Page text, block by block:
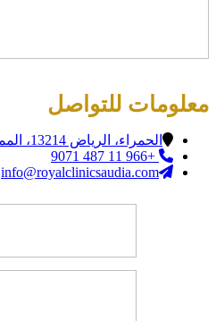
معلومات للتواصل
الحمراء، الرياض 13214، المملكة العربية السعودية
+966 11 487 9071
info@royalclinicsaudia.com